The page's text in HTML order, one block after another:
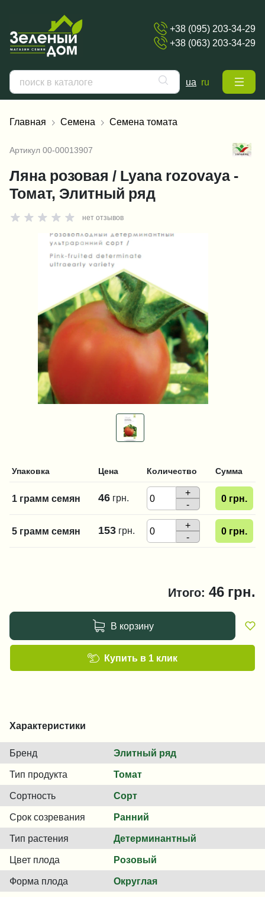
+38 (095) 203-34-29
+38 (063) 203-34-29
ua ru
Главная Семена Семена томата
Артикул 00-00013907
Ляна розовая / Lyana rozovaya -
Томат, Элитный ряд
нет отзывов
Упаковка Цена Количество Сумма
1 грамм семян 46 грн.
+
-
0 грн.
5 грамм семян 153 грн.
+
-
0 грн.
Итого: 46 грн.
В корзину
Купить в 1 клик
Характеристики
Бренд Элитный ряд
Тип продукта Томат
Сортность Сорт
Срок созревания Ранний
Тип растения Детерминантный
Цвет плода Розовый
Форма плода Округлая